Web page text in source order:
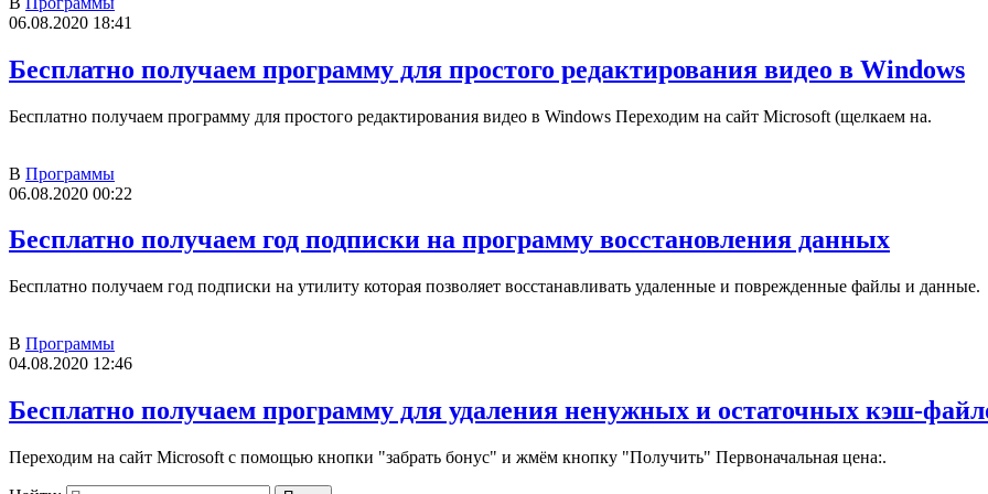
06.08.2020 18:41
Бесплатно получаем программу для простого редактирования видео в Windows
Бесплатно получаем программу для простого редактирования видео в Windows Переходим на сайт Microsoft (щелкаем на.
В Программы
06.08.2020 00:22
Бесплатно получаем год подписки на программу восстановления данных
Бесплатно получаем год подписки на утилиту которая позволяет восстанавливать удаленные и поврежденные файлы и данные.
В Программы
04.08.2020 12:46
Бесплатно получаем программу для удаления ненужных и остаточных кэш-
Переходим на сайт Microsoft с помощью кнопки "забрать бонус" и жмём кнопку "Получить" Первоначальная цена:.